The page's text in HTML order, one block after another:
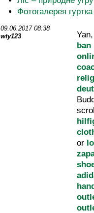
Фотогалерея гуртка
09.06.2017 08:38
wty123
ban
or